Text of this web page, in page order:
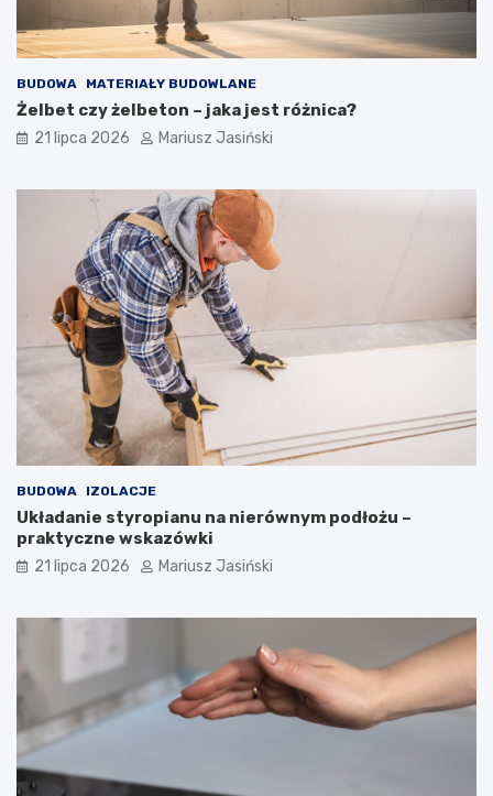
BUDOWA MATERIAŁY BUDOWLANE
Żelbet czy żelbeton – jaka jest różnica?
21 lipca 2026 Mariusz Jasiński
BUDOWA IZOLACJE
Układanie styropianu na nierównym podłożu –
praktyczne wskazówki
21 lipca 2026 Mariusz Jasiński